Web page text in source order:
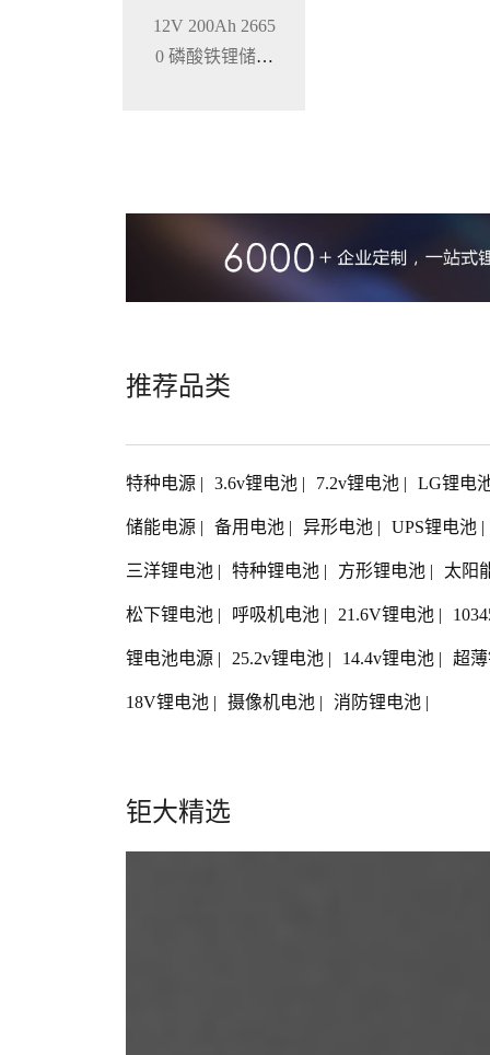
12V 200Ah 2665
0 磷酸铁锂储能
推荐品类
特种电源 | 3.6v锂电池 | 7.2v锂电池 | LG锂电
储能电源 | 备用电池 | 异形电池 | UPS锂电池 |
三洋锂电池 | 特种锂电池 | 方形锂电池 | 太阳
松下锂电池 | 呼吸机电池 | 21.6V锂电池 |
锂电池电源 | 25.2v锂电池 | 14.4v锂电池 | 超
18V锂电池 | 摄像机电池 | 消防锂电池 |
钜大精选